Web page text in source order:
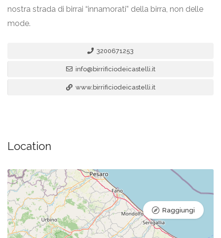
nostra strada di birrai “innamorati” della birra, non delle
mode.
3200671253
info@birrificiodeicastelli.it
www.birrificiodeicastelli.it
Location
Raggiungi